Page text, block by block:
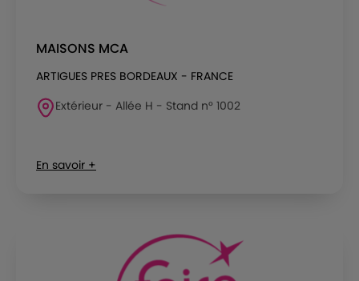
MAISONS MCA
ARTIGUES PRES BORDEAUX - FRANCE
Extérieur - Allée H - Stand n° 1002
En savoir +